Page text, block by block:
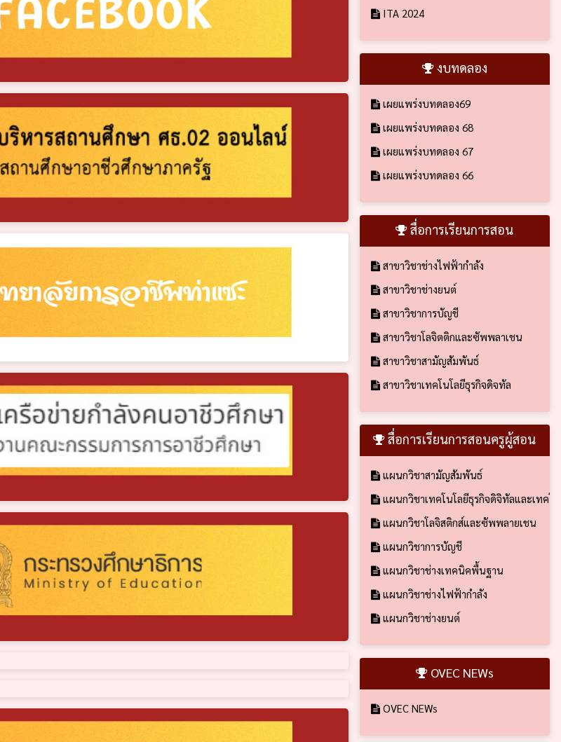
ITA 2024
งบทดลอง
เผยแพร่งบทดลอง69
เผยแพร่งบทดลอง 68
เผยแพร่งบทดลอง 67
เผยแพร่งบทดลอง 66
สื่อการเรียนการสอน
สาขาวิชาช่างไฟฟ้ากำลัง
สาขาวิชาช่างยนต์
สาขาวิชาการบัญชี
สาขาวิชาโลจิตติกและซัพพลาเชน
สาขาวิชาสามัญสัมพันธ์
สาขาวิชาเทคโนโลยีธุรกิจดิจทัล
สื่อการเรียนการสอนครูผู้สอน
แผนกวิชาสามัญสัมพันธ์
แผนกวิชาเทคโนโลยีธุรกิจดิจิทัลและเทคโ
แผนกวิชาโลจิสติกส์และซัพพลายเชน
แผนกวิชาการบัญชี
แผนกวิชาช่างเทคนิคพื้นฐาน
แผนกวิชาช่างไฟฟ้ากำลัง
แผนกวิชาช่างยนต์
OVEC NEWs
OVEC NEWs